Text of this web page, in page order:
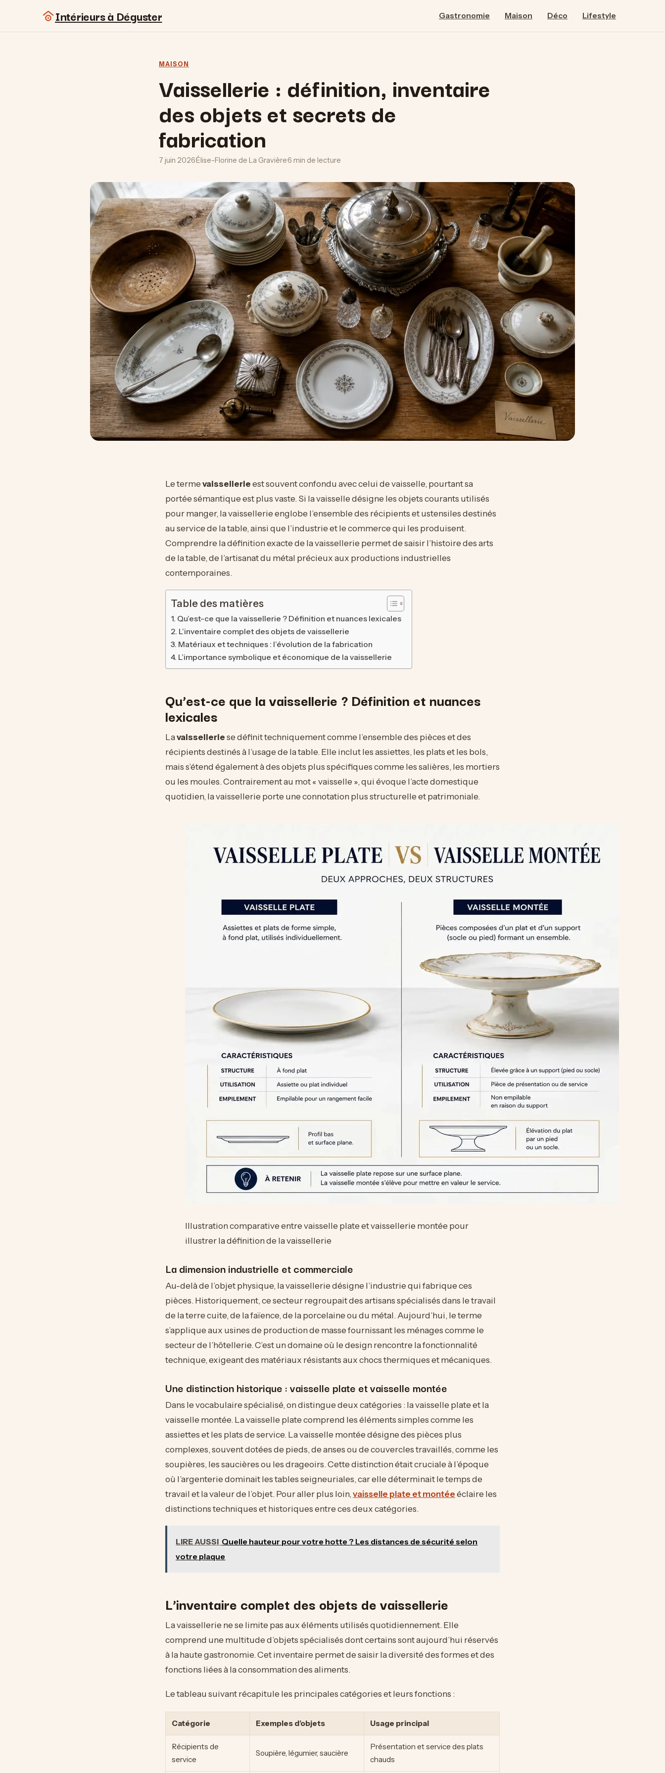
Intérieurs à Déguster Gastronomie Maison Déco Lifestyle
MAISON
Vaissellerie : définition, inventaire
des objets et secrets de
fabrication
7 juin 2026·Élise-Florine de La Gravière·6 min de lecture
Le termevaissellerieest souvent confondu avec celui de vaisselle, pourtant sa
portée sémantique est plus vaste. Si la vaisselle désigne les objets courants utilisés
pour manger, la vaissellerie englobe l’ensemble des récipients et ustensiles destinés
au service de la table, ainsi que l’industrie et le commerce qui les produisent.
Comprendre la définition exacte de la vaissellerie permet de saisir l’histoire des arts
de la table, de l’artisanat du métal précieux aux productions industrielles
contemporaines.
Table des matières
Qu’est-ce que la vaissellerie ? Définition et nuances lexicales
L’inventaire complet des objets de vaissellerie
Matériaux et techniques : l’évolution de la fabrication
L’importance symbolique et économique de la vaissellerie
Qu’est-ce que la vaissellerie ? Définition et nuances
lexicales
Lavaisselleriese définit techniquement comme l’ensemble des pièces et des
récipients destinés à l’usage de la table. Elle inclut les assiettes, les plats et les bols,
mais s’étend également à des objets plus spécifiques comme les salières, les mortiers
ou les moules. Contrairement au mot « vaisselle », qui évoque l’acte domestique
quotidien, la vaissellerie porte une connotation plus structurelle et patrimoniale.
Illustration comparative entre vaisselle plate et vaissellerie montée pour
illustrer la définition de la vaissellerie
La dimension industrielle et commerciale
Au-delà de l’objet physique, la vaissellerie désigne l’industrie qui fabrique ces
pièces. Historiquement, ce secteur regroupait des artisans spécialisés dans le travail
de la terre cuite, de la faïence, de la porcelaine ou du métal. Aujourd’hui, le terme
s’applique aux usines de production de masse fournissant les ménages comme le
secteur de l’hôtellerie. C’est un domaine où le design rencontre la fonctionnalité
technique, exigeant des matériaux résistants aux chocs thermiques et mécaniques.
Une distinction historique : vaisselle plate et vaisselle montée
Dans le vocabulaire spécialisé, on distingue deux catégories : la vaisselle plate et la
vaisselle montée. La vaisselle plate comprend les éléments simples comme les
assiettes et les plats de service. La vaisselle montée désigne des pièces plus
complexes, souvent dotées de pieds, de anses ou de couvercles travaillés, comme les
soupières, les saucières ou les drageoirs. Cette distinction était cruciale à l’époque
où l’argenterie dominait les tables seigneuriales, car elle déterminait le temps de
travail et la valeur de l’objet. Pour aller plus loin,vaisselle plate et montéeéclaire les
distinctions techniques et historiques entre ces deux catégories.
LIRE AUSSI Quelle hauteur pour votre hotte ? Les distances de sécurité selon
votre plaque
L’inventaire complet des objets de vaissellerie
La vaissellerie ne se limite pas aux éléments utilisés quotidiennement. Elle
comprend une multitude d’objets spécialisés dont certains sont aujourd’hui réservés
à la haute gastronomie. Cet inventaire permet de saisir la diversité des formes et des
fonctions liées à la consommation des aliments.
Le tableau suivant récapitule les principales catégories et leurs fonctions :
Catégorie Exemples d’objets Usage principal
Récipients de
service
Soupière, légumier, saucière
Présentation et service des plats
chauds